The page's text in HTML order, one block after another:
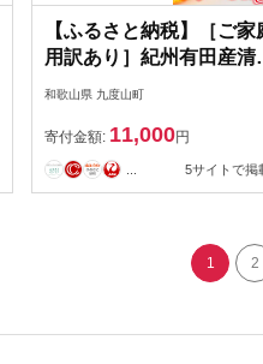
【ふるさと納税】［ご家
用訳あり］紀州有田産清
オレンジ 約5kg［2027年3
約］［UT132］ | フルーツ
果物 くだもの 食品 人気
すすめ 産地直送 送料無
和歌山県 九度山町
寄付金額: 11,000円
5サイトで掲
1 2